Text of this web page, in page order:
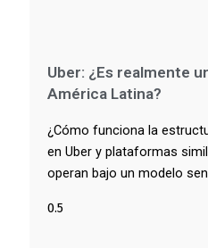
Uber: ¿Es realmente
América Latina?
¿Cómo funciona la
en Uber y plataformas
operan bajo un modelo